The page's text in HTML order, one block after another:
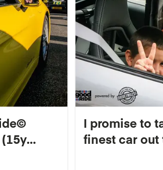
I promise to
finest car out